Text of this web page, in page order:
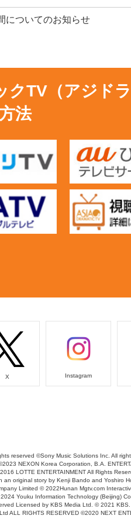
についてのお知らせ
クTV（アジド
法
X Instagram
reserved ©Sony Music Solutions Inc. All
NEXON Korea Corporation, B.A.
LOTTE ENTERTAINMENT All Rights
an original story by Kenji Bando and
Limited © 2022Hunan Mgtv.com
Youku Information Technology (Beijing)
Licensed by KBS Media Ltd. © 2021
ALL RIGHTS RESERVED ©2020 NEXT